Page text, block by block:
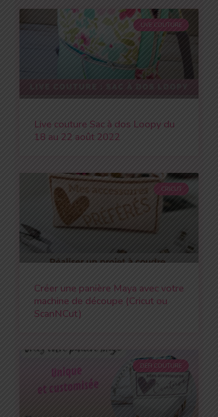
LIVE COUTURE
Live couture Sac à dos Loopy du
18 au 22 août 2022
CRICUT
Créer une panière Maya avec votre
machine de découpe (Cricut ou
ScanNCut)
DÉFI COUTURE